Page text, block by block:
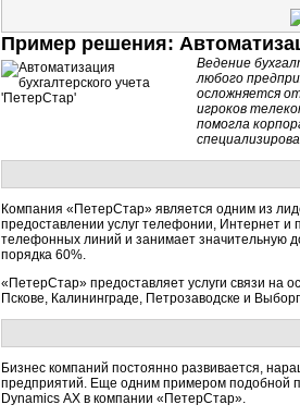
Пример решения:
Ведение
любого
осложняется
игроков
помогла
Компания «ПетерСтар» является одним из
предоставлении услуг телефонии, Интернет
телефонных линий и занимает значительную
порядка 60%.
«ПетерСтар» предоставляет услуги связи на
Пскове, Калининграде, Петрозаводске и
Бизнес компаний постоянно развивается,
предприятий. Еще одним примером подобной
Dynamics АХ в компании «ПетерСтар».